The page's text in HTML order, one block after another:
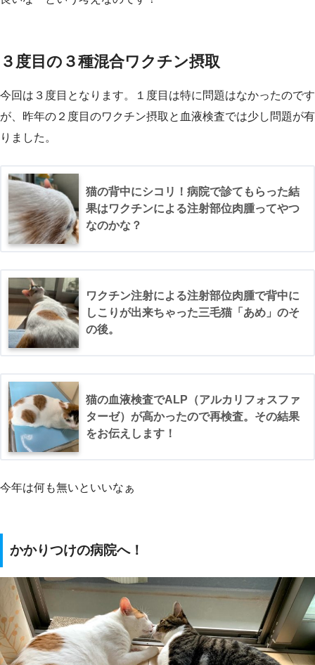
３度目の３種混合ワクチン摂取
今回は３度目となります。１度目は特に問題はなかったのです
が、昨年の２度目のワクチン摂取と血液検査では少し問題が有
りました。
猫の背中にシコリ！病院で診てもらった結
果はワクチンによる注射部位肉腫ってやつ
なのかな？
ワクチン注射による注射部位肉腫で背中に
しこりが出来ちゃった三毛猫「あめ」のそ
の後。
猫の血液検査でALP（アルカリフォスファ
ターゼ）が高かったので再検査。その結果
をお伝えします！
今年は何も無いといいなぁ
かかりつけの病院へ！